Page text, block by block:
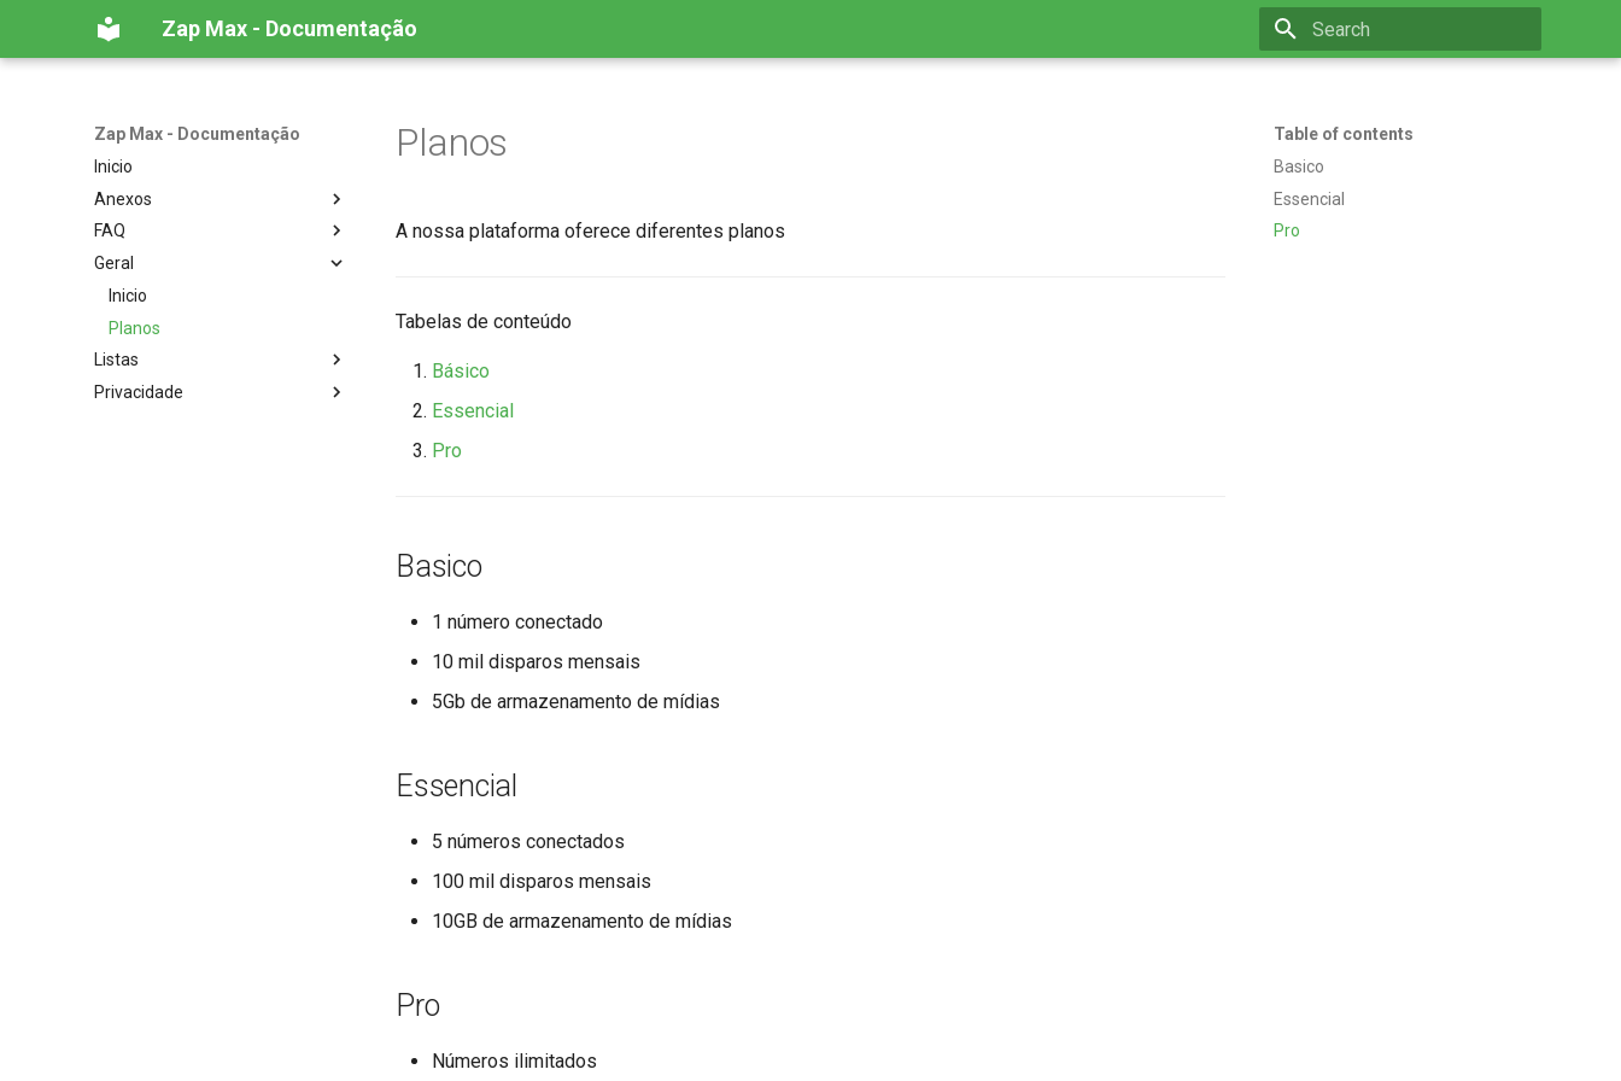
Zap Max - Documentação
Zap Max - Documentação
Inicio
Anexos
Anexos
FAQ
Inicio
O que fazer caso tenha o
número bloqueado ?
Como se proteger de
banimentos ?
Geral
Inicio
Planos
Listas
Listas Personalizadas
Privacidade
Table of contents
Basico
Essencial
Pro
Planos
A nossa plataforma oferece diferentes planos
Tabelas de conteúdo
Básico
Essencial
Pro
Basico
1 número conectado
10 mil disparos mensais
5Gb de armazenamento de mídias
Essencial
5 números conectados
100 mil disparos mensais
10GB de armazenamento de mídias
Pro
Números ilimitados